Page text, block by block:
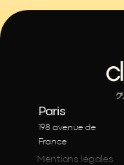
Paris
198 avenue de
France
Mentions légales